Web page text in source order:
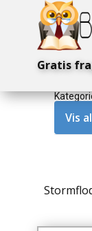
Gratis
Vis